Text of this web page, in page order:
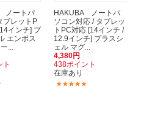
ノートパ
ブレットP
インチ] プ
エンボス
...
ト
HAKUBA ノートパ
ソコン対応 / タブレッ
トPC対応 [14インチ /
12.9インチ] プラスシ
ェル マグ...
4,380円
438ポイント
在庫あり